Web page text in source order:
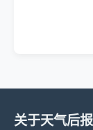
关于天气后报